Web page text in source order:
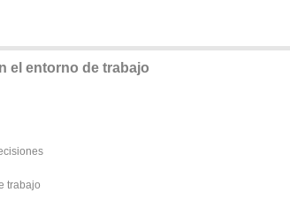
el entorno de trabajo
trabajo